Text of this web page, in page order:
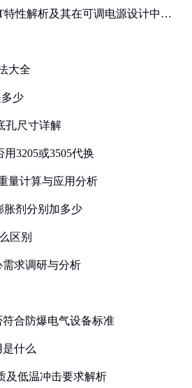
特性解析及其在可调电源设计中的
大全
少
孔尺寸详解
3205或3505代换
量计算与应用分析
胀剂分别加多少
区别
求调研与分析
合防爆电气设备标准
什么
及低温冲击要求解析